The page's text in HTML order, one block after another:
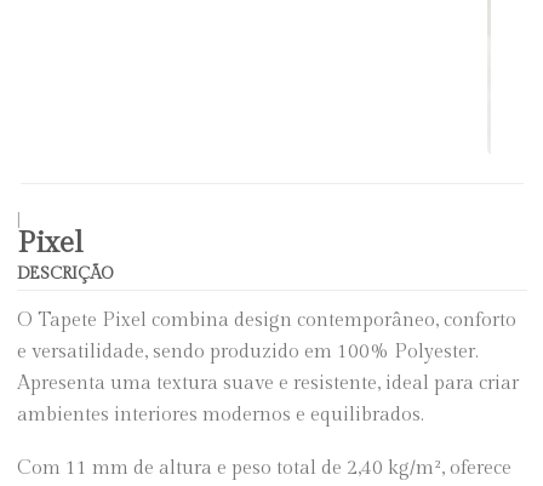
Pixel
DESCRIÇÃO
O Tapete Pixel combina design contemporâneo, conforto
e versatilidade, sendo produzido em 100% Polyester.
Apresenta uma textura suave e resistente, ideal para criar
ambientes interiores modernos e equilibrados.
Com 11 mm de altura e peso total de 2,40 kg/m², oferece